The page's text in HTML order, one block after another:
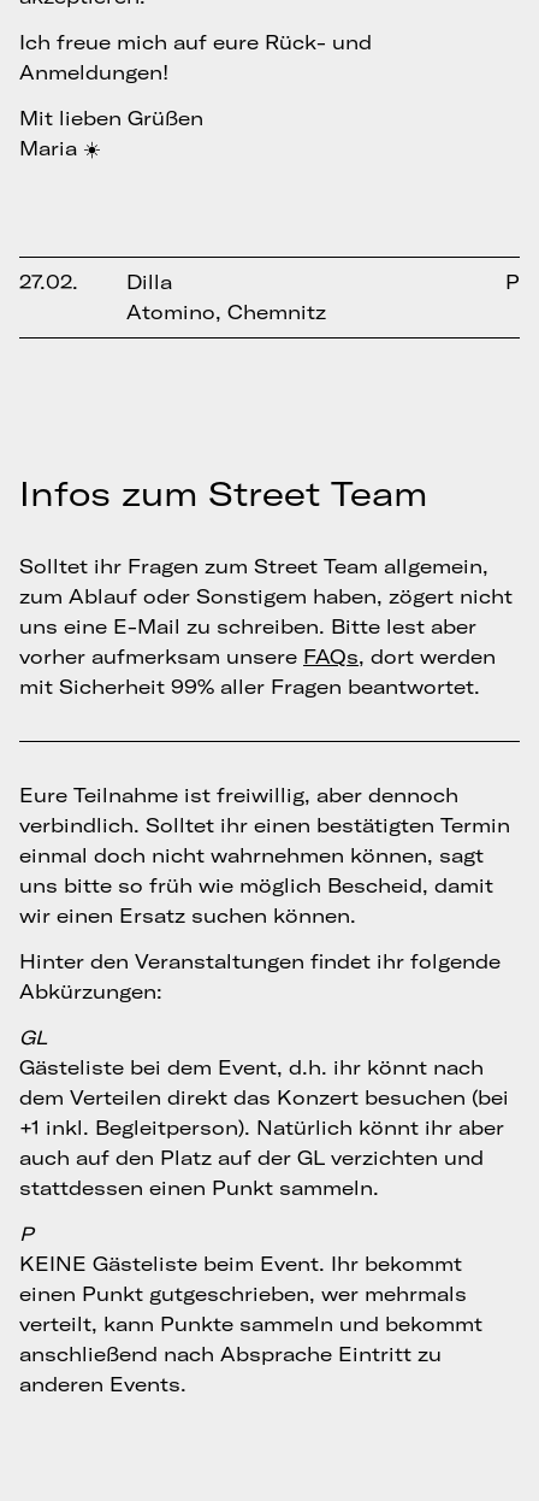
Ich freue mich auf eure Rück- und
Anmeldungen!
Mit lieben Grüßen
Maria ☀️
27.02.
Dilla
Atomino, Chemnitz
P
Infos zum Street Team
Solltet ihr Fragen zum Street Team allgemein,
zum Ablauf oder Sonstigem haben, zögert nicht
uns eine E-Mail zu schreiben. Bitte lest aber
vorher aufmerksam unsere FAQs, dort werden
mit Sicherheit 99% aller Fragen beantwortet.
Eure Teilnahme ist freiwillig, aber dennoch
verbindlich. Solltet ihr einen bestätigten Termin
einmal doch nicht wahrnehmen können, sagt
uns bitte so früh wie möglich Bescheid, damit
wir einen Ersatz suchen können.
Hinter den Veranstaltungen findet ihr folgende
Abkürzungen:
GL
Gästeliste bei dem Event, d.h. ihr könnt nach
dem Verteilen direkt das Konzert besuchen (bei
+1 inkl. Begleitperson). Natürlich könnt ihr aber
auch auf den Platz auf der GL verzichten und
stattdessen einen Punkt sammeln.
P
KEINE Gästeliste beim Event. Ihr bekommt
einen Punkt gutgeschrieben, wer mehrmals
verteilt, kann Punkte sammeln und bekommt
anschließend nach Absprache Eintritt zu
anderen Events.